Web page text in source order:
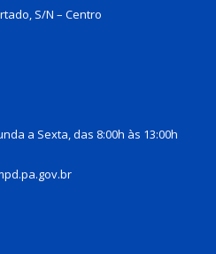
S/N – Centro
a Sexta, das 8:00h às 13:00h